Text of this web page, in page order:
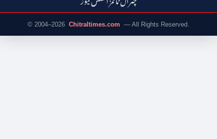
© 2004–2026 Chitraltimes.com — All Rights Reserved.